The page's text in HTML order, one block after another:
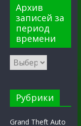
Архив
записей за
период
времени
Рубрики
Grand Theft Auto